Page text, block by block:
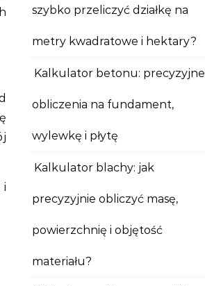
i
szybko przeliczyć działkę na
metry kwadratowe i hektary?
Kalkulator betonu: precyzyjne
obliczenia na fundament,
wylewkę i płytę
Kalkulator blachy: jak
precyzyjnie obliczyć masę,
powierzchnię i objętość
materiału?